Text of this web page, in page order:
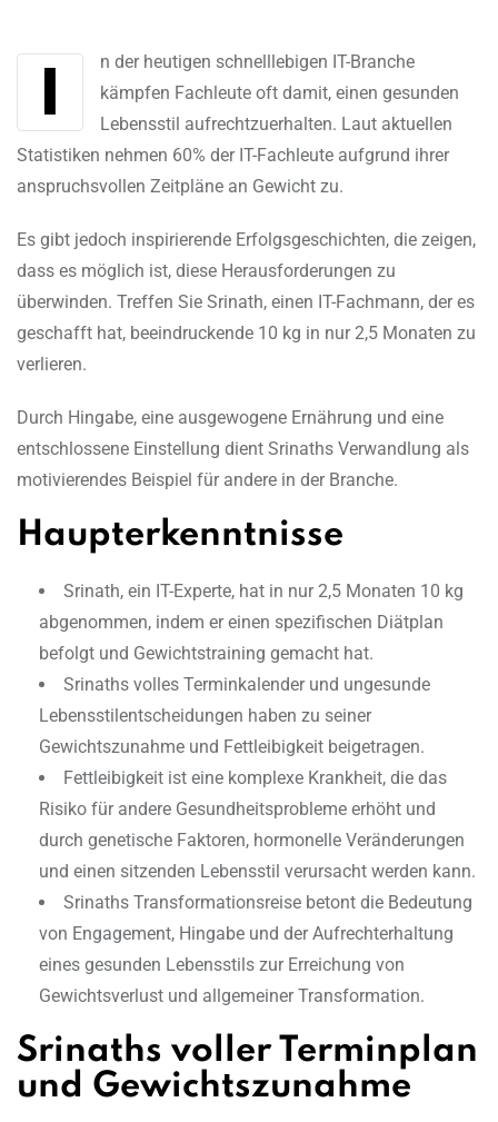
In der heutigen schnelllebigen IT-Branche
kämpfen Fachleute oft damit, einen gesunden
Lebensstil aufrechtzuerhalten. Laut aktuellen
Statistiken nehmen 60% der IT-Fachleute aufgrund ihrer
anspruchsvollen Zeitpläne an Gewicht zu.
Es gibt jedoch inspirierende Erfolgsgeschichten, die zeigen,
dass es möglich ist, diese Herausforderungen zu
überwinden. Treffen Sie Srinath, einen IT-Fachmann, der es
geschafft hat, beeindruckende 10 kg in nur 2,5 Monaten zu
verlieren.
Durch Hingabe, eine ausgewogene Ernährung und eine
entschlossene Einstellung dient Srinaths Verwandlung als
motivierendes Beispiel für andere in der Branche.
Haupterkenntnisse
Srinath, ein IT-Experte, hat in nur 2,5 Monaten 10 kg
abgenommen, indem er einen spezifischen Diätplan
befolgt und Gewichtstraining gemacht hat.
Srinaths volles Terminkalender und ungesunde
Lebensstilentscheidungen haben zu seiner
Gewichtszunahme und Fettleibigkeit beigetragen.
Fettleibigkeit ist eine komplexe Krankheit, die das
Risiko für andere Gesundheitsprobleme erhöht und
durch genetische Faktoren, hormonelle Veränderungen
und einen sitzenden Lebensstil verursacht werden kann.
Srinaths Transformationsreise betont die Bedeutung
von Engagement, Hingabe und der Aufrechterhaltung
eines gesunden Lebensstils zur Erreichung von
Gewichtsverlust und allgemeiner Transformation.
Srinaths voller Terminplan
und Gewichtszunahme